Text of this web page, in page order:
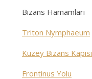
Bizans Hamamları
Triton Nymphaeum
Kuzey Bizans Kapısı
Frontinus Yolu